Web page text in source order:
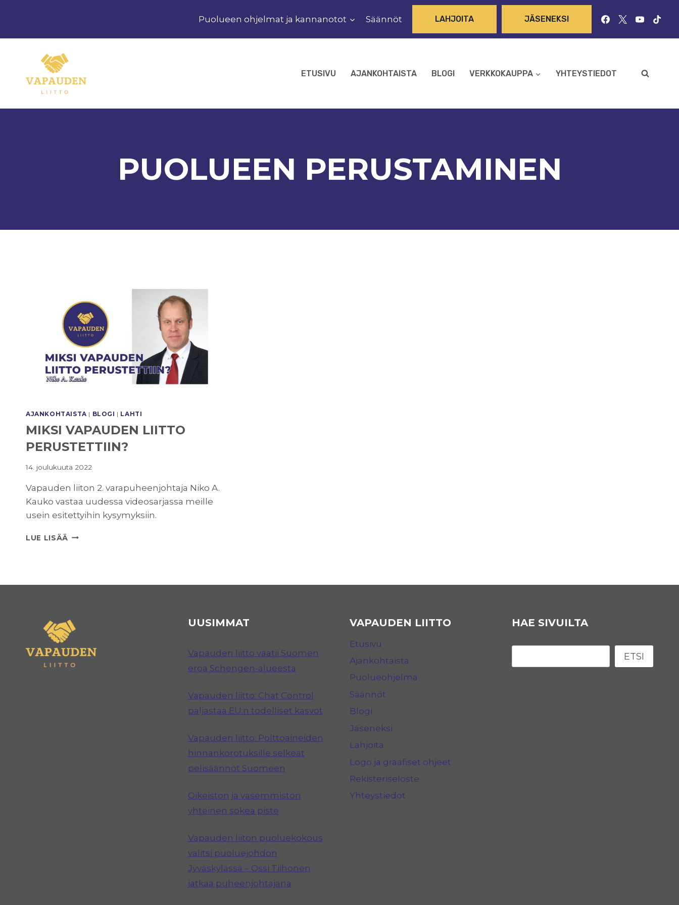
Puolueen ohjelmat ja kannanotot Säännöt LAHJOITA JÄSENEKSI
ETUSIVU AJANKOHTAISTA BLOGI VERKKOKAUPPA YHTEYSTIEDOT
PUOLUEEN PERUSTAMINEN
AJANKOHTAISTA | BLOGI | LAHTI
MIKSI VAPAUDEN LIITTO
PERUSTETTIIN?
14. joulukuuta 2022
Vapauden liiton 2. varapuheenjohtaja Niko A.
Kauko vastaa uudessa videosarjassa meille
usein esitettyihin kysymyksiin.
LUE LISÄÄ MIKSI
UUSIMMAT
Vapauden liitto vaatii Suomen
eroa Schengen-alueesta
Vapauden liitto: Chat Control
paljastaa EU:n todelliset kasvot
Vapauden liitto: Polttoaineiden
hinnankorotuksille selkeät
pelisäännöt Suomeen
Oikeiston ja vasemmiston
yhteinen sokea piste
Vapauden liiton puoluekokous
valitsi puoluejohdon
Jyväskylässä – Ossi Tiihonen
jatkaa puheenjohtajana
VAPAUDEN LIITTO
Etusivu
Ajankohtaista
Puolueohjelma
Säännöt
Blogi
Jäseneksi
Lahjoita
Logo ja graafiset ohjeet
Rekisteriseloste
Yhteystiedot
HAE SIVUILTA
ETSI